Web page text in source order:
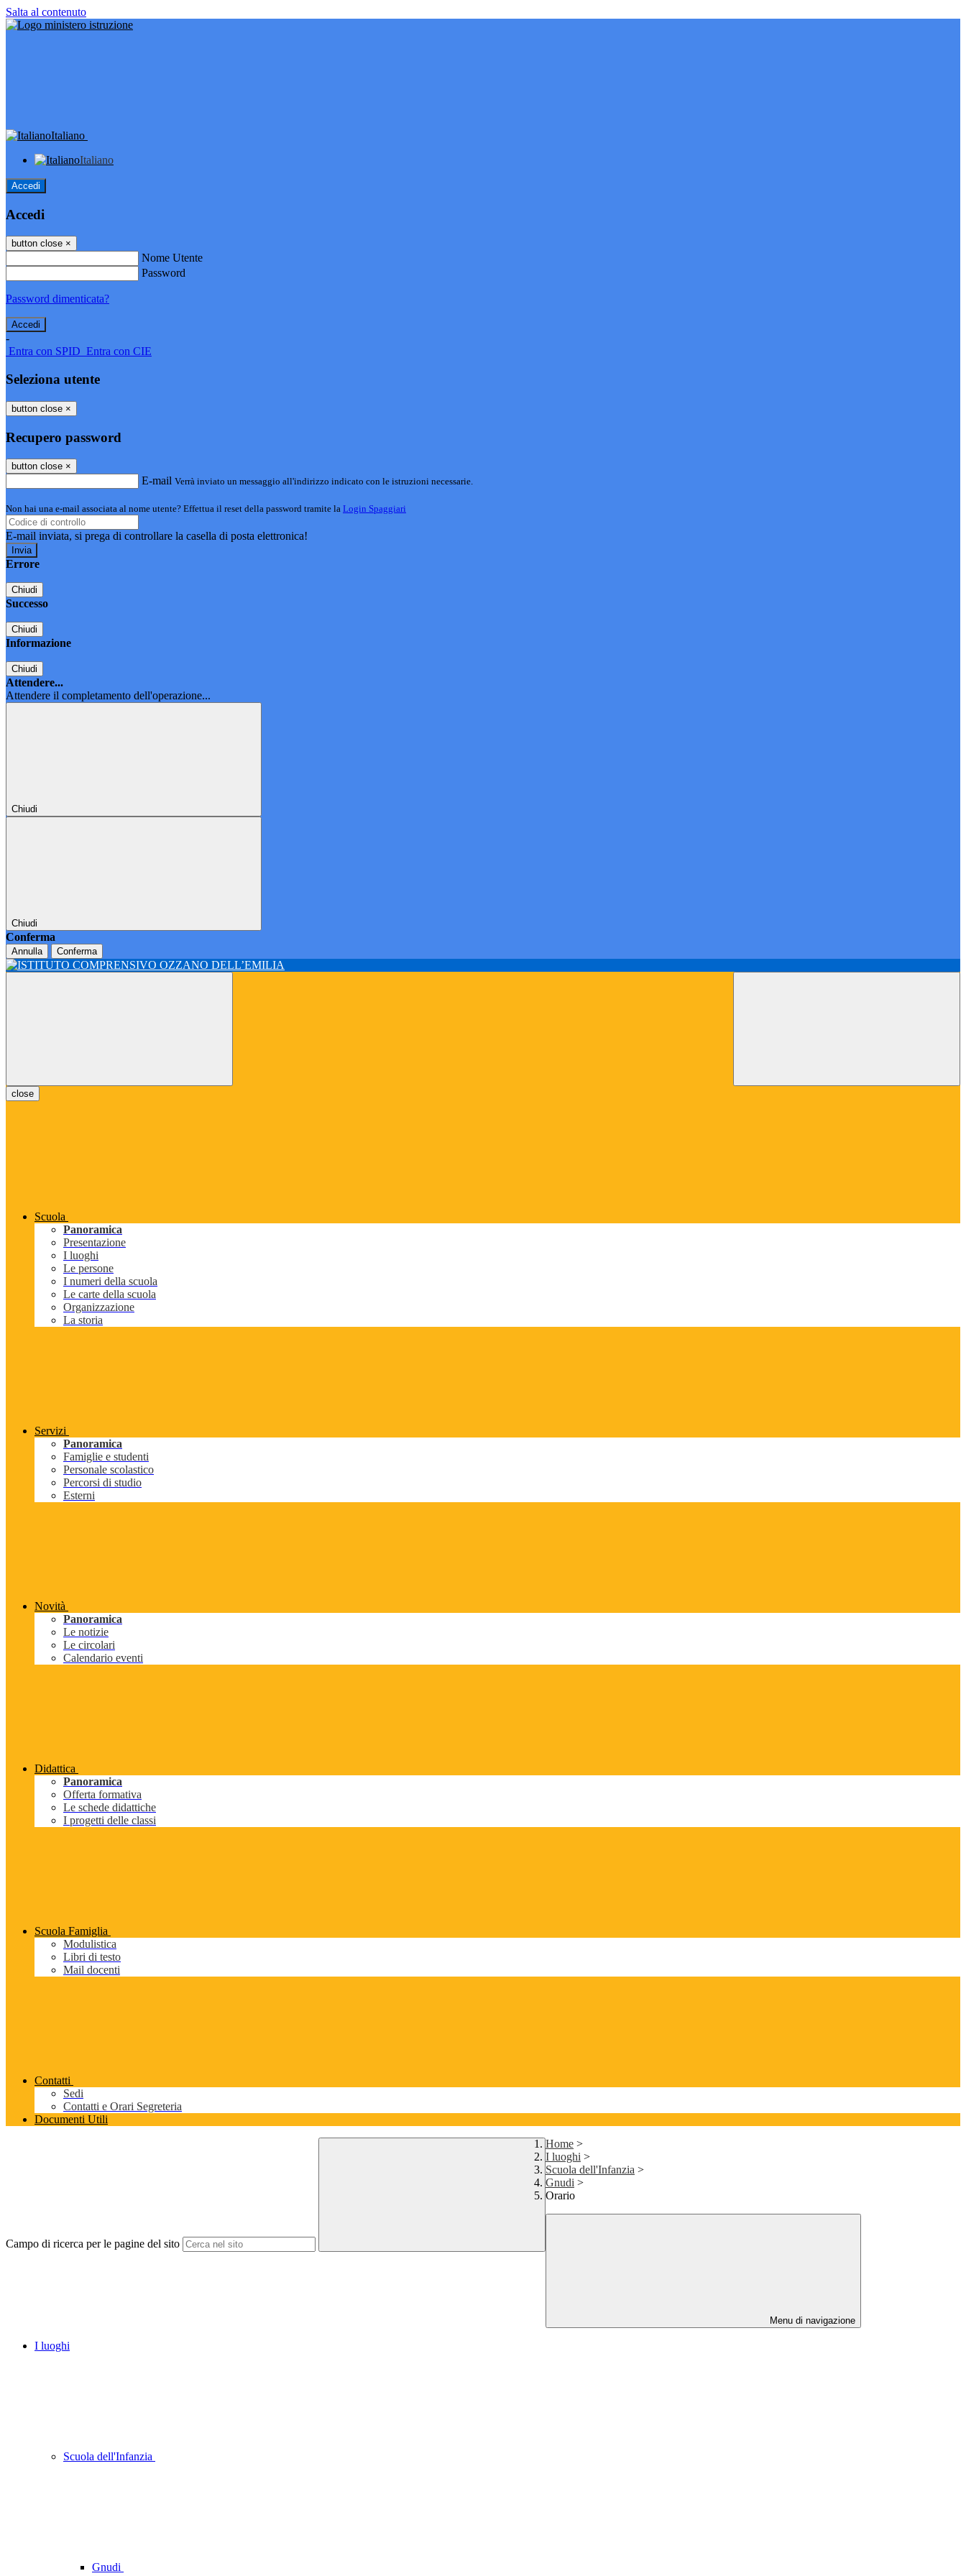
Salta al contenuto
Italiano
Italiano
Accedi
Accedi
button close ×
Nome Utente
Password
Password dimenticata?
-
Entra con SPID Entra con CIE
Seleziona utente
button close ×
Recupero password
button close ×
E-mail Verrà inviato un messaggio all'indirizzo indicato con le istruzioni necessarie.
Non hai una e-mail associata al nome utente? Effettua il reset della password tramite la Login Spaggiari
E-mail inviata, si prega di controllare la casella di posta elettronica!
Errore
Chiudi
Successo
Chiudi
Informazione
Chiudi
Attendere...
Attendere il completamento dell'operazione...
Chiudi
Chiudi
Conferma
Annulla Conferma
close
Scuola
Panoramica
Presentazione
I luoghi
Le persone
I numeri della scuola
Le carte della scuola
Organizzazione
La storia
Servizi
Panoramica
Famiglie e studenti
Personale scolastico
Percorsi di studio
Esterni
Novità
Panoramica
Le notizie
Le circolari
Calendario eventi
Didattica
Panoramica
Offerta formativa
Le schede didattiche
I progetti delle classi
Scuola Famiglia
Modulistica
Libri di testo
Mail docenti
Contatti
Sedi
Contatti e Orari Segreteria
Documenti Utili
Campo di ricerca per le pagine del sito
Home >
I luoghi >
Scuola dell'Infanzia >
Gnudi >
Orario
Menu di navigazione
I luoghi
Scuola dell'Infanzia
Gnudi